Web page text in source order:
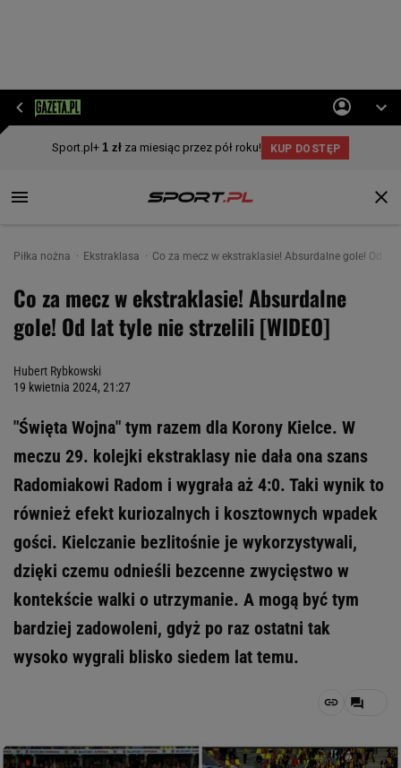
Piłka nożna Ekstraklasa Co za mecz w ekstraklasie! Absurdalne gole! Od lat
Co za mecz w ekstraklasie! Absurdalne
gole! Od lat tyle nie strzelili [WIDEO]
Hubert Rybkowski
19 kwietnia 2024, 21:27
"Święta Wojna" tym razem dla Korony Kielce. W
meczu 29. kolejki ekstraklasy nie dała ona szans
Radomiakowi Radom i wygrała aż 4:0. Taki wynik to
również efekt kuriozalnych i kosztownych wpadek
gości. Kielczanie bezlitośnie je wykorzystywali,
dzięki czemu odnieśli bezcenne zwycięstwo w
kontekście walki o utrzymanie. A mogą być tym
bardziej zadowoleni, gdyż po raz ostatni tak
wysoko wygrali blisko siedem lat temu.